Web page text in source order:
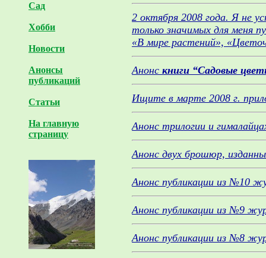
Сад
Хобби
Новости
Анонсы
публикаций
Статьи
На главную
страницу
2 октября 2008 года. Я не
только значимых для меня
«В мире растений»,
Анонс книги “Садовые
Ищите в марте 2008 г.
Анонс трилогии и
Анонс двух брошюр,
Анонс публикации из №10
Анонс публикации из №9
Анонс публикации из №8